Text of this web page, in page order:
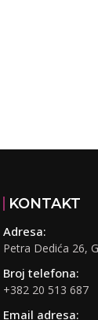
KONTAKT
Adresa:
Petra Dedića 26,
Broj telefona:
+382 20 513 687
Email adresa: